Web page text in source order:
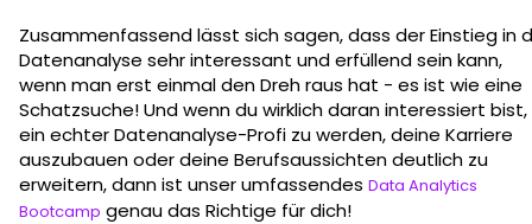
Zusammenfassend lässt sich sagen, dass der Einstieg in
Datenanalyse sehr interessant und erfüllend sein kann,
wenn man erst einmal den Dreh raus hat - es ist wie eine
Schatzsuche! Und wenn du wirklich daran interessiert bist,
ein echter Datenanalyse-Profi zu werden, deine Karriere
auszubauen oder deine Berufsaussichten deutlich zu
erweitern, dann ist unser umfassendes Data Analytics
Bootcamp genau das Richtige für dich!